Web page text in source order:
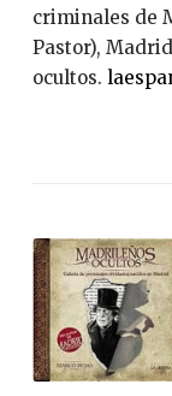
criminales de
Pastor),
ocultos.